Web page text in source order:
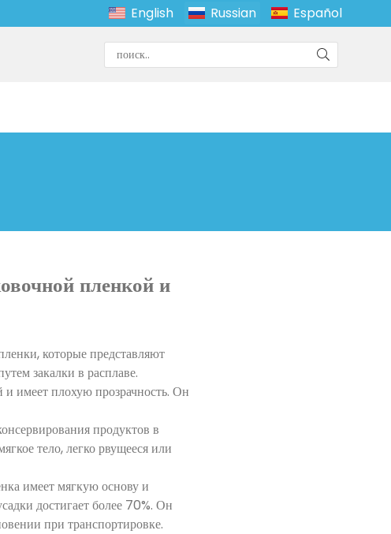
English Russian Español
пленкой и
которые представляют
закалки в расплаве.
и имеет плохую прозрачность. Он
продуктов в
тело, легко рвущееся или
имеет мягкую основу и
достигает более 70%. Он
при транспортировке.